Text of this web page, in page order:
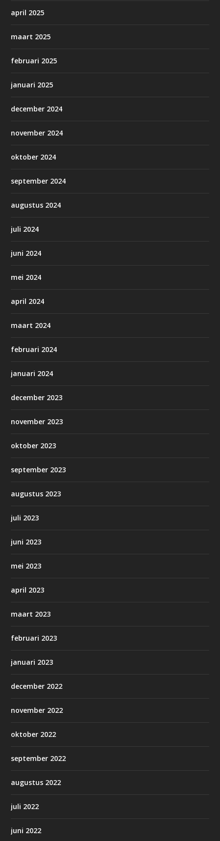
april 2025
maart 2025
februari 2025
januari 2025
december 2024
november 2024
oktober 2024
september 2024
augustus 2024
juli 2024
juni 2024
mei 2024
april 2024
maart 2024
februari 2024
januari 2024
december 2023
november 2023
oktober 2023
september 2023
augustus 2023
juli 2023
juni 2023
mei 2023
april 2023
maart 2023
februari 2023
januari 2023
december 2022
november 2022
oktober 2022
september 2022
augustus 2022
juli 2022
juni 2022